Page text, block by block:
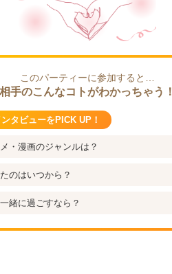
このパーティーに参加すると…
相手のこんなコトがわかっちゃう！
タビューをPICK UP！
・漫画のジャンルは？
のはいつから？
緒に過ごすなら？